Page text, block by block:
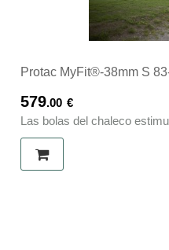
Protac MyFit®-38mm S
579.00 €
Las bolas del chaleco